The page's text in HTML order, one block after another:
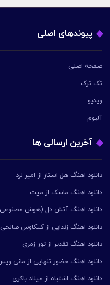
پیوندهای اصلی
صفحه اصلی
تک ترک
ویدیو
آلبوم
آخرین ارسالی ها
دانلود اهنگ هل استار از امیر لرد
دانلود اهنگ ماسک از میث
دانلود اهنگ آتش دل (هوش مصنوعی)
دانلود اهنگ زندایی از کیکاوس صالحی
دانلود اهنگ تقدیر از تور زمری
دانلود اهنگ حضور تنهایی از مانی
دانلود اهنگ اشتباه از میلاد باکری